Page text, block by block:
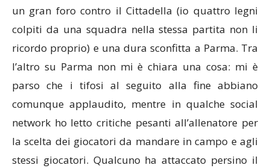
un gran foro contro il Cittadella (io quattro legni
colpiti da una squadra nella stessa partita non li
ricordo proprio) e una dura sconfitta a Parma. Tra
l’altro su Parma non mi è chiara una cosa: mi è
parso che i tifosi al seguito alla fine abbiano
comunque applaudito, mentre in qualche social
network ho letto critiche pesanti all’allenatore per
la scelta dei giocatori da mandare in campo e agli
stessi giocatori. Qualcuno ha attaccato persino il